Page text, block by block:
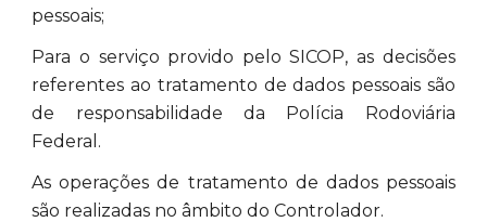
pessoais;
Para o serviço provido pelo SICOP, as decisões
referentes ao tratamento de dados pessoais são
de responsabilidade da Polícia Rodoviária
Federal.
As operações de tratamento de dados pessoais
são realizadas no âmbito do Controlador.